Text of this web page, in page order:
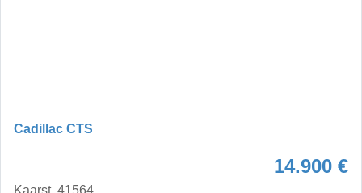
Cadillac CTS
14.900 €
Kaarst, 41564